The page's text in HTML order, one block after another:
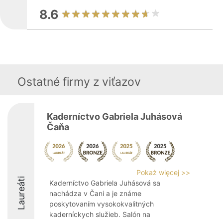
8.6
Ostatné firmy z viťazov
Laureáti
Kaderníctvo Gabriela Juhásová
Čaňa
Pokaż więcej >>
Kaderníctvo Gabriela Juhásová sa
nachádza v Čani a je známe
poskytovaním vysokokvalitných
kaderníckych služieb. Salón na